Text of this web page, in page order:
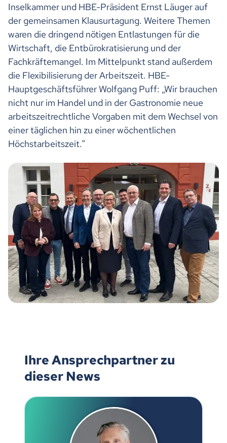
Inselkammer und HBE-Präsident Ernst Läuger auf
der gemeinsamen Klausurtagung. Weitere Themen
waren die dringend nötigen Entlastungen für die
Wirtschaft, die Entbürokratisierung und der
Fachkräftemangel. Im Mittelpunkt stand außerdem
die Flexibilisierung der Arbeitszeit. HBE-
Hauptgeschäftsführer Wolfgang Puff: „Wir brauchen
nicht nur im Handel und in der Gastronomie neue
arbeitszeitrechtliche Vorgaben mit dem Wechsel von
einer täglichen hin zu einer wöchentlichen
Höchstarbeitszeit.“
Ihre Ansprechpartner zu
dieser News